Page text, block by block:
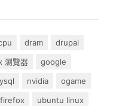
dram
drupal
瀏覽器
google
nvidia
ogame
ubuntu linux